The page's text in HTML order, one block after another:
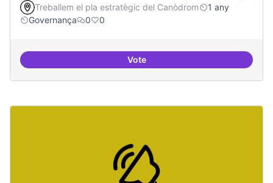
Treballem el pla estratègic del Canòdrom
1 any
Governança
0 0
VoteActividades vinculadas a la